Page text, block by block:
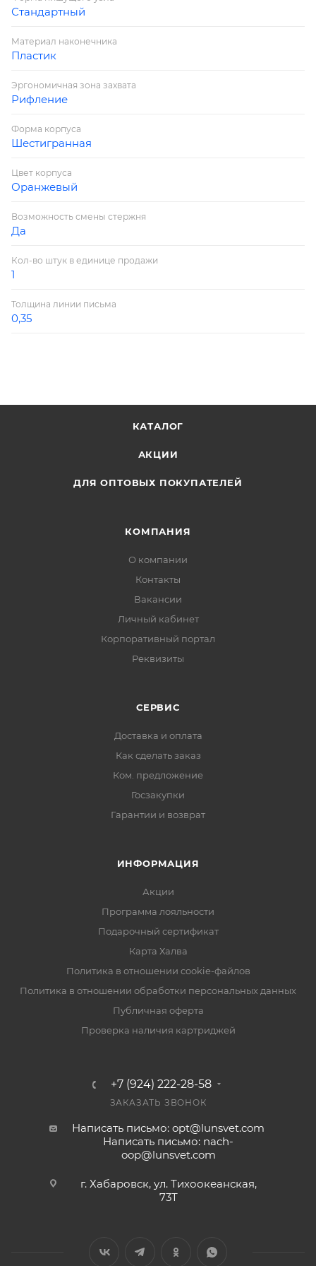
Стандартный
Материал наконечника
Пластик
Эргономичная зона захвата
Рифление
Форма корпуса
Шестигранная
Цвет корпуса
Оранжевый
Возможность смены стержня
Да
Кол-во штук в единице продажи
1
Толщина линии письма
0,35
КАТАЛОГ
АКЦИИ
ДЛЯ ОПТОВЫХ ПОКУПАТЕЛЕЙ
КОМПАНИЯ
О компании
Контакты
Вакансии
Личный кабинет
Корпоративный портал
Реквизиты
СЕРВИС
Доставка и оплата
Как сделать заказ
Ком. предложение
Госзакупки
Гарантии и возврат
ИНФОРМАЦИЯ
Акции
Программа лояльности
Подарочный сертификат
Карта Халва
Политика в отношении cookie-файлов
Политика в отношении обработки персональных данных
Публичная оферта
Проверка наличия картриджей
+7 (924) 222-28-58
ЗАКАЗАТЬ ЗВОНОК
Написать письмо: opt@lunsvet.com
Написать письмо: nach-
oop@lunsvet.com
г. Хабаровск, ул. Тихоокеанская,
73Т